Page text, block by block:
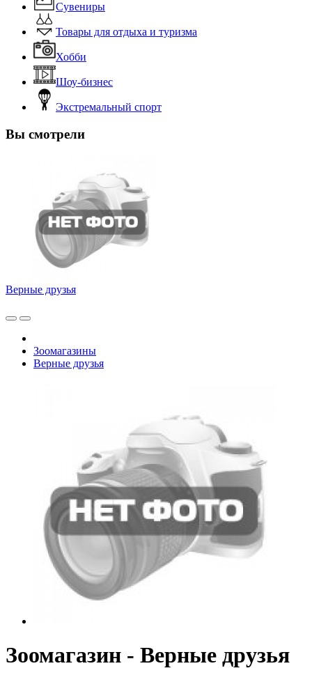
Сувениры
Товары для отдыха и туризма
Хобби
Шоу-бизнес
Экстремальный спорт
Вы смотрели
Верные друзья
Зоомагазины
Верные друзья
Зоомагазин - Верные друзья